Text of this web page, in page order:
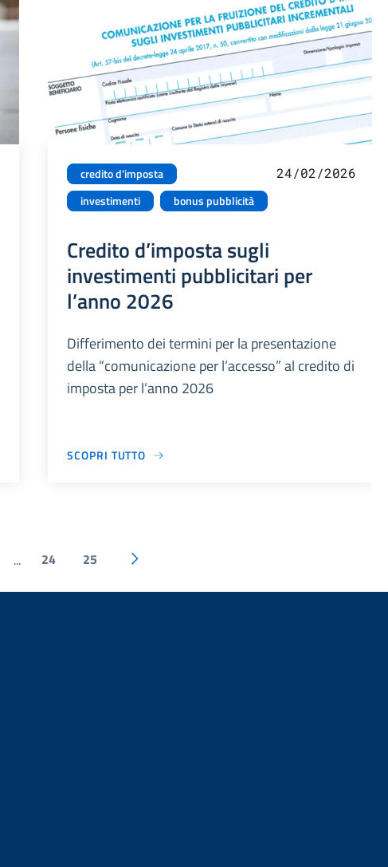
credito d'imposta
investimenti
bonus pubblicità
24/02/2026
Credito d’imposta sugli
investimenti pubblicitari per
l’anno 2026
Differimento dei termini per la presentazione
della “comunicazione per l’accesso” al credito di
imposta per l’anno 2026
SCOPRI TUTTO
... 24 25